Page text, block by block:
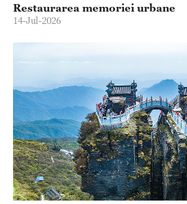
Restaurarea memoriei urbane
14-Jul-2026